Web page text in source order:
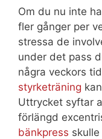
Om du nu inte
fler gånger per
stressa de
under det pass
några veckors
styrketräning
Uttrycket syftar
förlängd
bänkpress